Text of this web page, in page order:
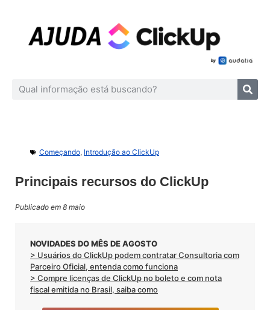
Começando, Introdução ao ClickUp
Principais recursos do ClickUp
Publicado em 8 maio
NOVIDADES DO MÊS DE AGOSTO
> Usuários do ClickUp podem contratar Consultoria com
Parceiro Oficial, entenda como funciona
> Compre licenças de ClickUp no boleto e com nota
fiscal emitida no Brasil, saiba como